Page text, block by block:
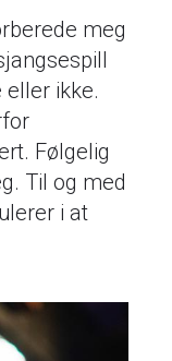
meg
ikke.
Følgelig
Til og med
i at